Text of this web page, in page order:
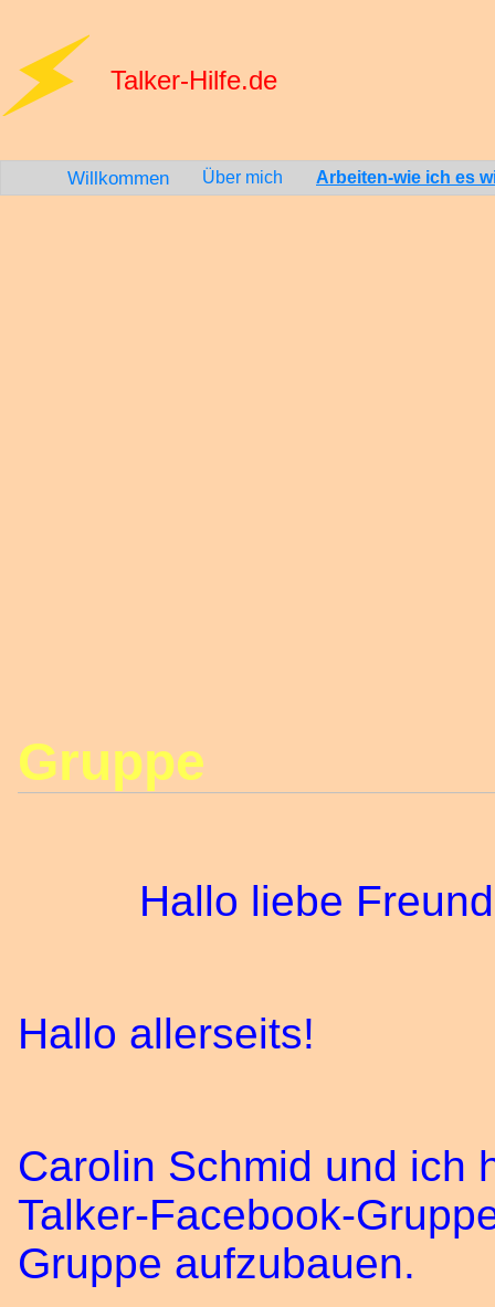
Talker-Hilfe.de
Willkommen Über mich Arbeiten-wie ich es
Gruppe
Hallo liebe
Hallo allerseits!
Carolin Schmid und ich
Talker-Facebook-
Gruppe aufzubauen.